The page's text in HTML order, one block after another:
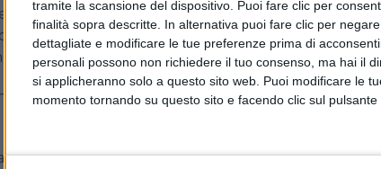
tramite la scansione del dispositivo. Puoi fare clic per
finalità sopra descritte. In alternativa puoi fare clic per
dettagliate e modificare le tue preferenze prima di
personali possono non richiedere il tuo consenso, ma hai il
si applicheranno solo a questo sito web. Puoi modificare le
momento tornando su questo sito e facendo clic sul
Paese è assolutamente strategico per
eccellenza e innovazione. A partire dalla
valorizzato e amplificato il ruolo di leader di
dalle aziende che hanno preso parte alla
dei protagonisti. Anton Francesco Albertoni,